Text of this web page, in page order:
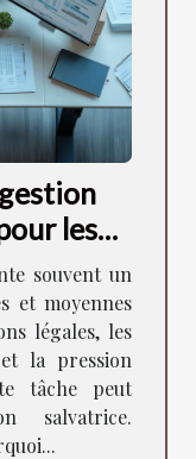
les
souvent un
et moyennes
légales, les
la pression
tâche peut
salvatrice.